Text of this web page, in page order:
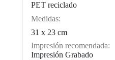
PET reciclado
Medidas:
31 x 23 cm
Impresión recomendada:
Impresión Grabado